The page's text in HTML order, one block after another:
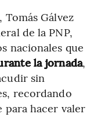
Gálvez
de la PNP,
nacionales que
la jornada,
sin
recordando
para hacer valer